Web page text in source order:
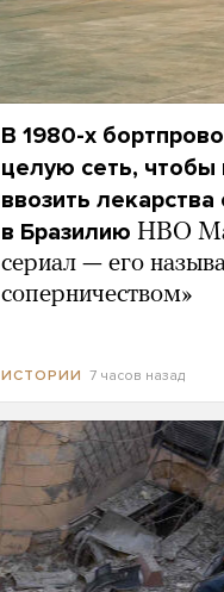
В 1980-х
целую сеть, чтобы
ввозить
в Бразилию HBO
сериал — его
соперничеством»
ИСТОРИИ 7 часов назад